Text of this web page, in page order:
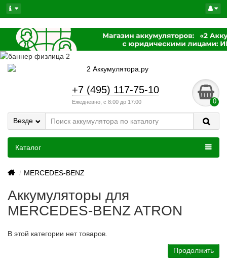
+7 (495) 117-75-10
Ежедневно, с 8:00 до 17:00 0
Везде
Каталог
MERCEDES-BENZ
Аккумуляторы для
MERCEDES-BENZ ATRON
В этой категории нет товаров.
Продолжить